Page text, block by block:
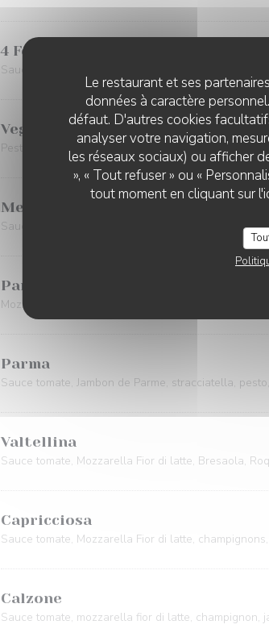
Le restaurant et ses
données à caractère
défaut. D'autres cookies
analyser votre navigation,
les réseaux sociaux) ou afficher
», « Tout refuser » ou «
tout moment en cliquant sur
4 Formaggi
Sauce tomate, mozzarella fior di latte, parmesan,
Vegetariana
Pesto de courgettes, ricotta salée, tomates
Mediterranea
Sauce tomate, stracciatella, anchois, olives Leccino,
Pancettara bianca
Mozzarella Fior di Latte, provola fumée, pancetta,
Parma
Sauce tomate, Jambon de Parme, stracciatella,
Valtellina
Sauce tomate, Mozzarella Fior di latte, Bresaola,
Capricciosa
Sauce tomate, Mozzarella Fior di latte,
Calzone
Sauce tomate, mozzarella fior di latte, champignon,